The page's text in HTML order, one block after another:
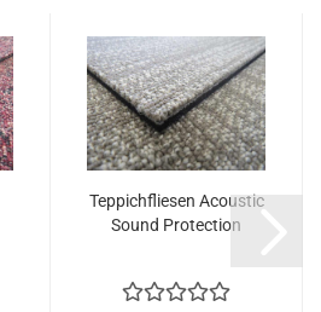
Teppichfliesen Acoustic
Sound Protection